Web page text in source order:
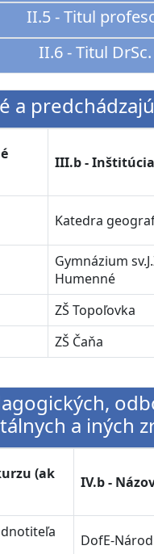
II.5 - Titul
II.6 - Titul DrSc.
a
III.b - Inštitúcia
Katedra
Gymnázium
Humenné
ZŠ Topoľovka
ZŠ Čaňa
a iných
(ak
IV.b -
DofE-